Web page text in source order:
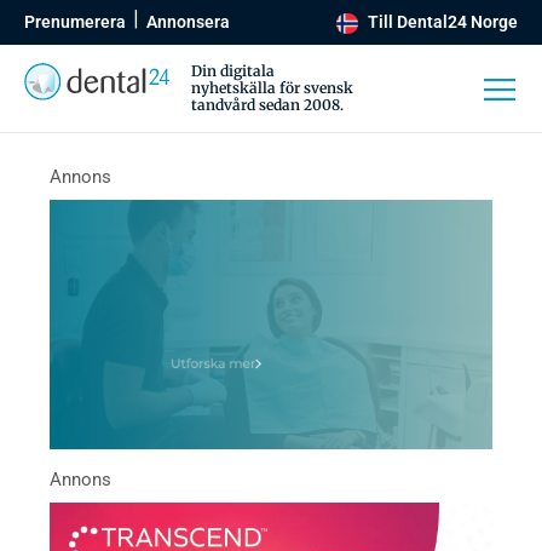
Prenumerera Annonsera Till Dental24 Norge
Din digitala
nyhetskälla för svensk
tandvård sedan 2008.